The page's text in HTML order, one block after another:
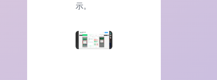
示。